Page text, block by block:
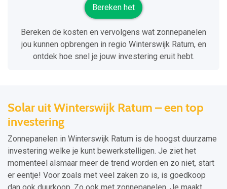
Bereken het
Bereken de kosten en vervolgens wat zonnepanelen
jou kunnen opbrengen in regio Winterswijk Ratum, en
ontdek hoe snel je jouw investering eruit hebt.
Solar uit Winterswijk Ratum – een top
investering
Zonnepanelen in Winterswijk Ratum is de hoogst duurzame
investering welke je kunt bewerkstelligen. Je ziet het
momenteel alsmaar meer de trend worden en zo niet, start
er eentje! Voor zoals met veel zaken zo is, is goedkoop